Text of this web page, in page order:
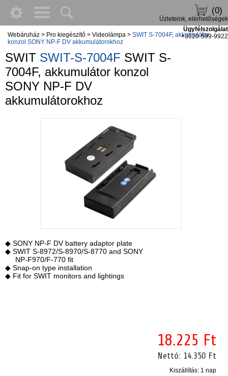
(0)
Üzleteink, elérhetőségek
Ügyfélszolgálat
+3620-599-9922
Webáruház > Pro kiegészítő > Videolámpa > SWIT S-7004F, akkumulátor
konzol SONY NP-F DV akkumulátorokhoz
SWIT SWIT-S-7004F SWIT S-
7004F, akkumulátor konzol
SONY NP-F DV
akkumulátorokhoz
◆ SONY NP-F DV battery adaptor plate
◆ SWIT S-8972/S-8970/S-8770 and SONY
NP-F970/F-770 fit
◆ Snap-on type installation
◆ Fit for SWIT monitors and lightings
18.225 Ft
Nettó: 14.350 Ft
Kiszállítás: 1 nap